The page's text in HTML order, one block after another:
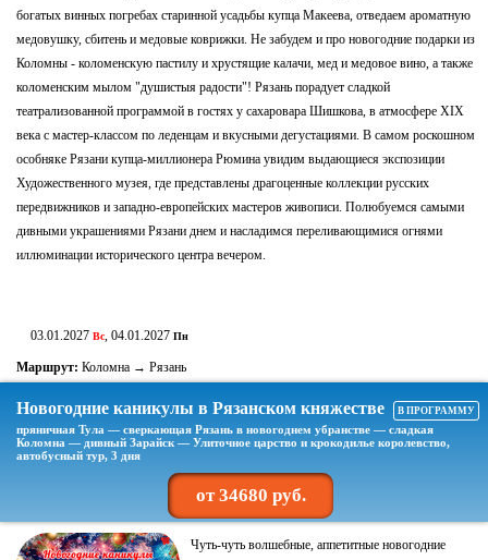
богатых винных погребах старинной усадьбы купца Макеева, отведаем ароматную
медовушку, сбитень и медовые коврижки. Не забудем и про новогодние подарки из
Коломны - коломенскую пастилу и хрустящие калачи, мед и медовое вино, а также
коломенским мылом "душистыя радости"! Рязань порадует сладкой
театрализованной программой в гостях у сахаровара Шишкова, в атмосфере ХIХ
века с мастер-классом по леденцам и вкусными дегустациями. В самом роскошном
особняке Рязани купца-миллионера Рюмина увидим выдающиеся экспозиции
Художественного музея, где представлены драгоценные коллекции русских
передвижников и западно-европейских мастеров живописи. Полюбуемся самыми
дивными украшениями Рязани днем и насладимся переливающимися огнями
иллюминации исторического центра вечером.
03.01.2027 Вс, 04.01.2027 Пн
Маршрут: Коломна → Рязань
Новогодние каникулы в Рязанском княжестве В ПРОГРАММУ
пряничная Тула — сверкающая Рязань в новогоднем убранстве — сладкая
Коломна — дивный Зарайск — Улиточное царство и крокодилье королевство,
автобусный тур, 3 дня
от 34680 руб.
Чуть-чуть волшебные, аппетитные новогодние